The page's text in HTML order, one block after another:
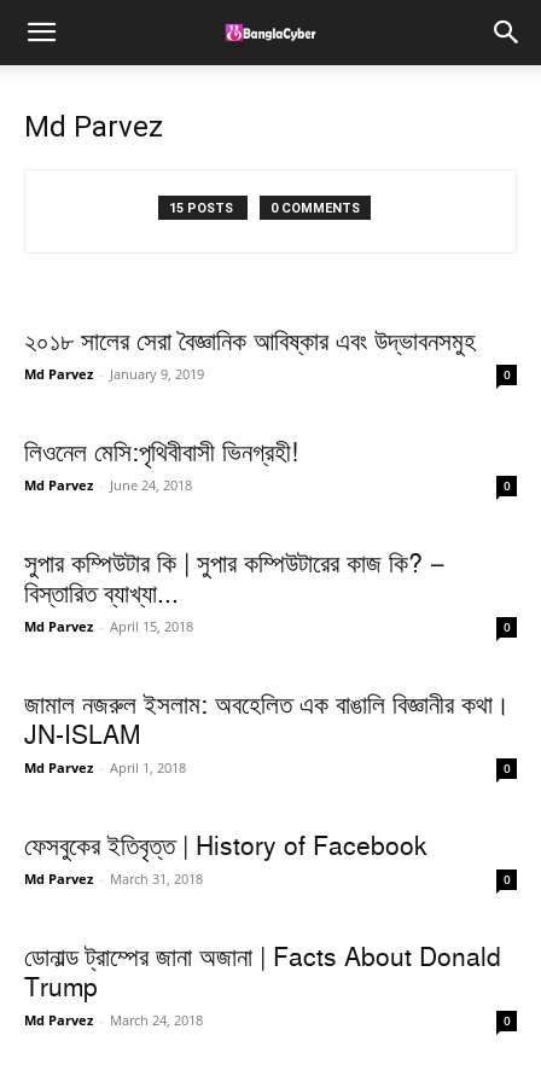
Md Parvez
15 POSTS 0 COMMENTS
২০১৮ সালের সেরা বৈজ্ঞানিক আবিষ্কার এবং উদ্ভাবনসমুহ
Md Parvez - January 9, 2019 0
লিওনেল মেসি:পৃথিবীবাসী ভিনগ্রহী!
Md Parvez - June 24, 2018 0
সুপার কম্পিউটার কি | সুপার কম্পিউটারের কাজ কি? –
বিস্তারিত ব্যাখ্যা...
Md Parvez - April 15, 2018 0
জামাল নজরুল ইসলাম: অবহেলিত এক বাঙালি বিজ্ঞানীর কথা।
JN-ISLAM
Md Parvez - April 1, 2018 0
ফেসবুকের ইতিবৃত্ত | History of Facebook
Md Parvez - March 31, 2018 0
ডোনাল্ড ট্রাম্পের জানা অজানা | Facts About Donald
Trump
Md Parvez - March 24, 2018 0